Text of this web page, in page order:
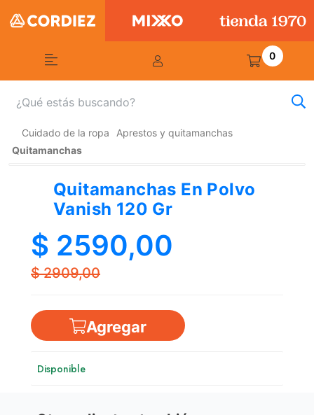
0
Cuidado de la ropa
Aprestos y quitamanchas
Quitamanchas
Quitamanchas En Polvo
Vanish 120 Gr
$ 2590,00
$ 2909,00
Agregar
Disponible